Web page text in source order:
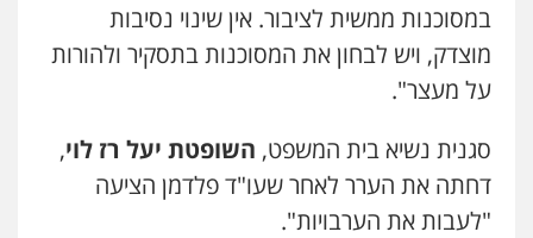
במסוכנות ממשית לציבור. אין שינוי נסיבות
מוצדק, ויש לבחון את המסוכנות בתסקיר ולהורות
על מעצר".
סגנית נשיא בית המשפט, השופטת יעל רז לוי,
דחתה את הערר לאחר שעו"ד פלדמן הציעה
"לעבות את הערבויות".
פלילי פשיעה חמורה ליווי וייצוג בחקירות
עו"ד שגיא אקו
פלילי מעצרים וחקירות סמים עבירות מין
עורכי דין לענייני אסירים